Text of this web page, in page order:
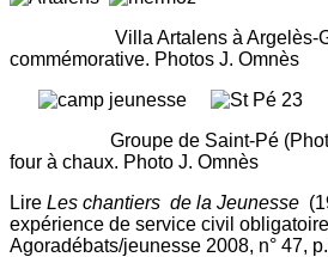
Villa Artalens à Argelès-
commémorative. Photos J. Omnès
Groupe de Saint-Pé
four à chaux. Photo J. Omnès
Lire Les chantiers de la Jeunesse
expérience de service civil
Agoradébats/jeunesse 2008, n° 47,